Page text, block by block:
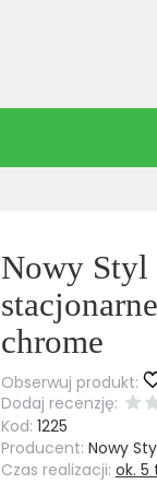
Nowy Styl
chrome
Obserwuj produkt:
Dodaj recenzję:
Kod: 1225
Producent: Nowy
Czas realizacji: ok. 5